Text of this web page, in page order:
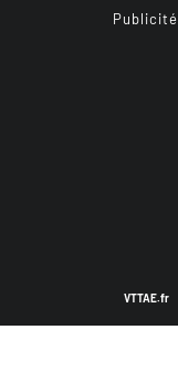
Publicité
VTTAE.fr